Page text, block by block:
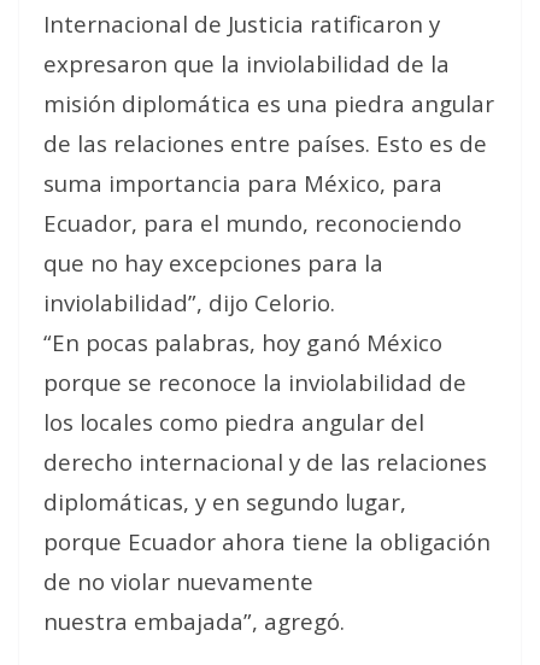
Internacional de Justicia ratificaron y
expresaron que la inviolabilidad de la
misión diplomática es una piedra angular
de las relaciones entre países. Esto es de
suma importancia para México, para
Ecuador, para el mundo, reconociendo
que no hay excepciones para la
inviolabilidad”, dijo Celorio.
“En pocas palabras, hoy ganó México
porque se reconoce la inviolabilidad de
los locales como piedra angular del
derecho internacional y de las relaciones
diplomáticas, y en segundo lugar,
porque Ecuador ahora tiene la obligación
de no violar nuevamente
nuestra embajada”, agregó.